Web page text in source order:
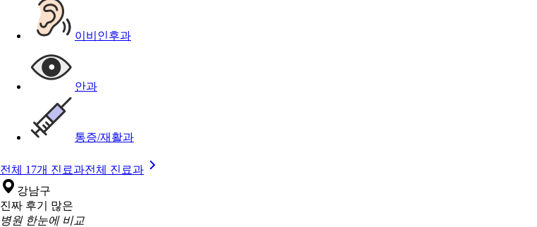
이비인후과
안과
통증/재활과
전체 17개 진료과전체 진료과
강남구
진짜 후기 많은
병원 한눈에 비교